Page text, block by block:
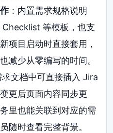
：内置需求规格说明
等模板，也支
项目启动时直接套用，
减少从零编写的时间。
文档中可直接插入 Jira
更后页面内容同步更
里也能关联到对应的需
随时查看完整背景。